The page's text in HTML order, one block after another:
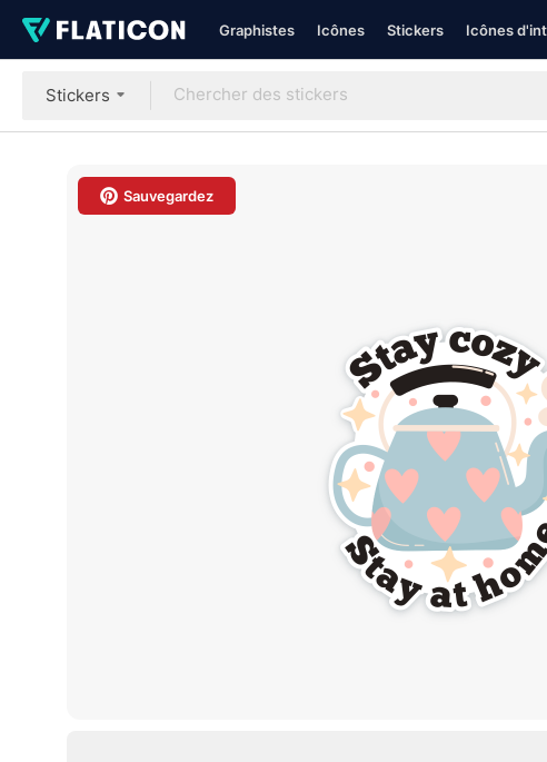
Graphistes Icônes Stickers Icônes
Stickers
Sauvegardez